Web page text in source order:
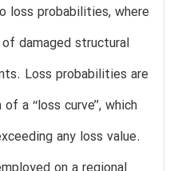
loss probabilities, where
damaged structural
Loss probabilities are
‘‘loss curve’’, which
any loss value.